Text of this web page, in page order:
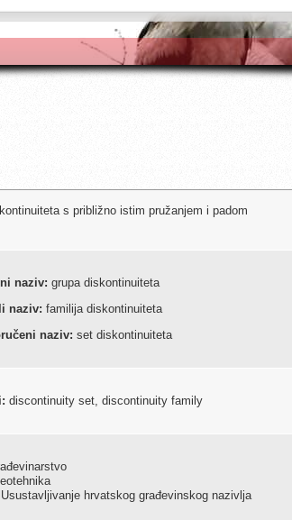
s približno istim pružanjem i padom
naziv: grupa diskontinuiteta
naziv: familija diskontinuiteta
naziv: set diskontinuiteta
discontinuity set, discontinuity family
Usustavljivanje hrvatskog građevinskog nazivlja